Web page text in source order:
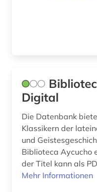
romanist (1)
romanistik (6)
romanistin (1)
russisch (1)
Digital
Die Datenbank
Klassikern der
und
Biblioteca Aycucho
der Titel kann als
Mehr Informationen